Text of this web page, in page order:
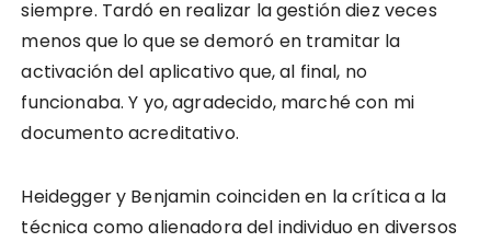
siempre. Tardó en realizar la gestión diez veces
menos que lo que se demoró en tramitar la
activación del aplicativo que, al final, no
funcionaba. Y yo, agradecido, marché con mi
documento acreditativo.
Heidegger y Benjamin coinciden en la crítica a la
técnica como alienadora del individuo en diversos